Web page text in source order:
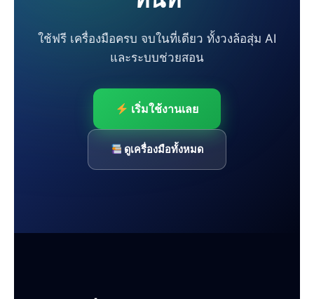
ใช้ฟรี เครื่องมือครบ จบในที่เดียว ทั้งวงล้อสุ่ม AI
และระบบช่วยสอน
เริ่มใช้งานเลย
ดูเครื่องมือทั้งหมด